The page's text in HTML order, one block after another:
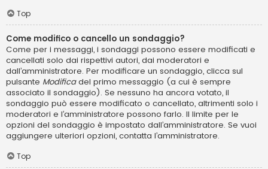
Top
Come modifico o cancello un sondaggio?
Come per i messaggi, i sondaggi possono essere modificati e
cancellati solo dai rispettivi autori, dai moderatori e
dall’amministratore. Per modificare un sondaggio, clicca sul
pulsante Modificadel primo messaggio (a cui è sempre
associato il sondaggio). Se nessuno ha ancora votato, il
sondaggio può essere modificato o cancellato, altrimenti solo i
moderatori e l’amministratore possono farlo. Il limite per le
opzioni del sondaggio è impostato dall’amministratore. Se vuoi
aggiungere ulteriori opzioni, contatta l’amministratore.
Top